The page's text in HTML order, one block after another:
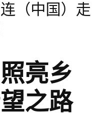
（中国）走
亮乡
之路